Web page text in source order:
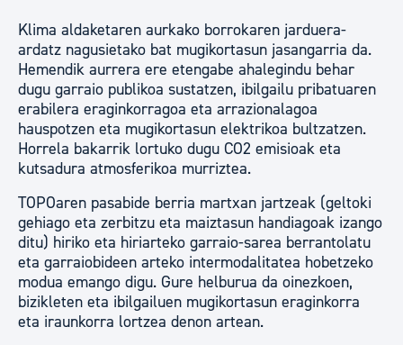
Klima aldaketaren aurkako borrokaren jarduera-
ardatz nagusietako bat mugikortasun jasangarria da.
Hemendik aurrera ere etengabe ahalegindu behar
dugu garraio publikoa sustatzen, ibilgailu pribatuaren
erabilera eraginkorragoa eta arrazionalagoa
hauspotzen eta mugikortasun elektrikoa bultzatzen.
Horrela bakarrik lortuko dugu CO2 emisioak eta
kutsadura atmosferikoa murriztea.
TOPOaren pasabide berria martxan jartzeak (geltoki
gehiago eta zerbitzu eta maiztasun handiagoak izango
ditu) hiriko eta hiriarteko garraio-sarea berrantolatu
eta garraiobideen arteko intermodalitatea hobetzeko
modua emango digu. Gure helburua da oinezkoen,
bizikleten eta ibilgailuen mugikortasun eraginkorra
eta iraunkorra lortzea denon artean.